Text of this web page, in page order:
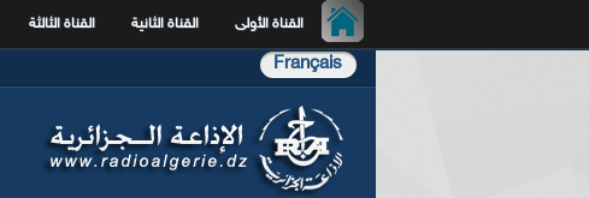
القناة الأولى القناة الثانية القناة الثالثة
Français